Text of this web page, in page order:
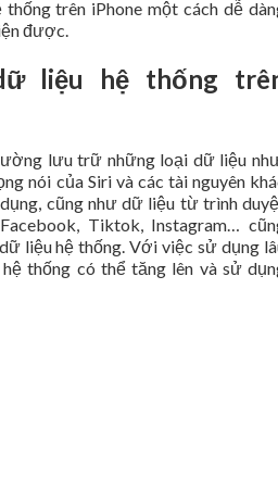
trên iPhone một cách dễ
được.
liệu hệ thống
lưu trữ những loại dữ liệu
nói của Siri và các tài nguyên
cũng như dữ liệu từ trình
Tiktok, Instagram…
liệu hệ thống. Với việc sử dụng
thống có thể tăng lên và sử